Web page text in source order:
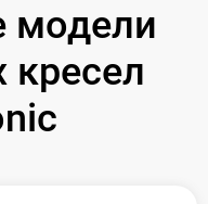
модели